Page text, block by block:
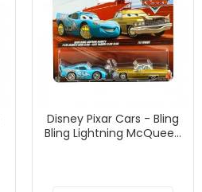
Disney Pixar Cars - Bling
Bling Lightning McQueen